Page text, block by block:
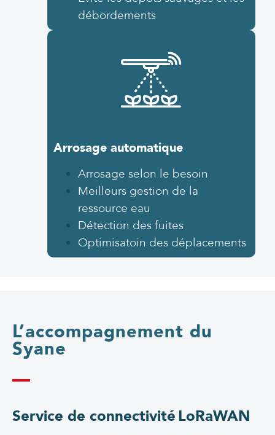
débordements
Arrosage automatique
Arrosage selon le besoin
Meilleurs gestion de la
ressource eau
Détection des fuites
Optimisatoin des déplacements
L’accompagnement du
Syane
Service de connectivité LoRaWAN